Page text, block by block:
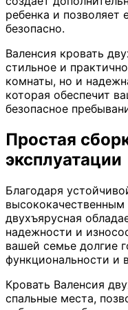
ребенка и позволяет
безопасно.
Валенсия кровать
стильное и
комнаты, но и
которая обеспечит
безопасное
Простая
эксплуатации
Благодаря
двухъярусная
надежности и
вашей семье долгие
функциональности и
Кровать Валенсия
спальные места,